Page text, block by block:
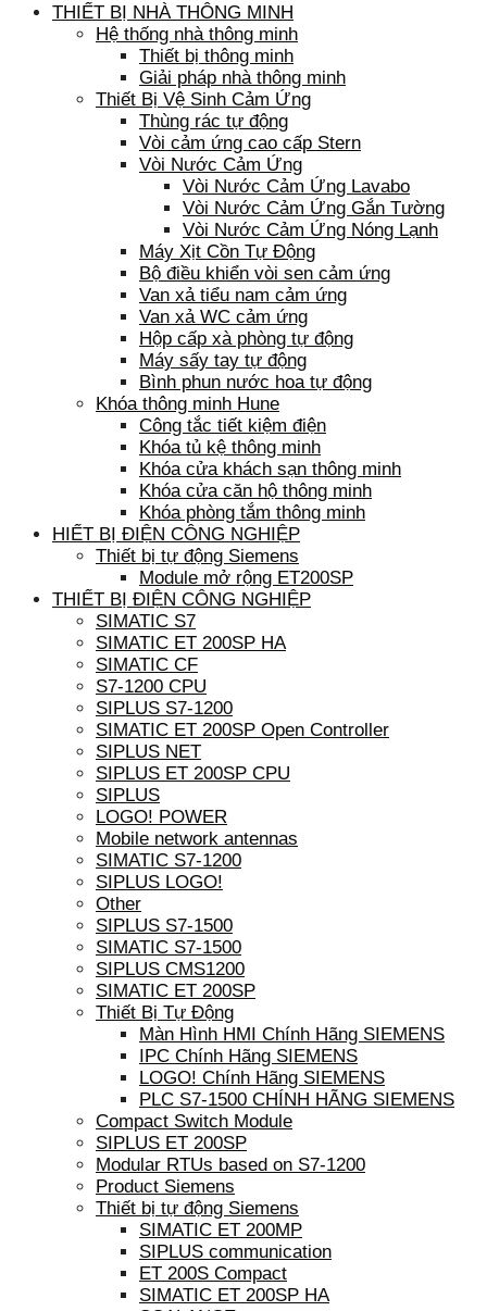
THIẾT BỊ NHÀ THÔNG MINH
Hệ thống nhà thông minh
Thiết bị thông minh
Giải pháp nhà thông minh
Thiết Bị Vệ Sinh Cảm Ứng
Thùng rác tự động
Vòi cảm ứng cao cấp Stern
Vòi Nước Cảm Ứng
Vòi Nước Cảm Ứng Lavabo
Vòi Nước Cảm Ứng Gắn Tường
Vòi Nước Cảm Ứng Nóng Lạnh
Máy Xịt Cồn Tự Động
Bộ điều khiển vòi sen cảm ứng
Van xả tiểu nam cảm ứng
Van xả WC cảm ứng
Hộp cấp xà phòng tự động
Máy sấy tay tự động
Bình phun nước hoa tự động
Khóa thông minh Hune
Công tắc tiết kiệm điện
Khóa tủ kệ thông minh
Khóa cửa khách sạn thông minh
Khóa cửa căn hộ thông minh
Khóa phòng tắm thông minh
HIẾT BỊ ĐIỆN CÔNG NGHIỆP
Thiết bị tự động Siemens
Module mở rộng ET200SP
THIẾT BỊ ĐIỆN CÔNG NGHIỆP
SIMATIC S7
SIMATIC ET 200SP HA
SIMATIC CF
S7-1200 CPU
SIPLUS S7-1200
SIMATIC ET 200SP Open Controller
SIPLUS NET
SIPLUS ET 200SP CPU
SIPLUS
LOGO! POWER
Mobile network antennas
SIMATIC S7-1200
SIPLUS LOGO!
Other
SIPLUS S7-1500
SIMATIC S7-1500
SIPLUS CMS1200
SIMATIC ET 200SP
Thiết Bị Tự Động
Màn Hình HMI Chính Hãng SIEMENS
IPC Chính Hãng SIEMENS
LOGO! Chính Hãng SIEMENS
PLC S7-1500 CHÍNH HÃNG SIEMENS
Compact Switch Module
SIPLUS ET 200SP
Modular RTUs based on S7-1200
Product Siemens
Thiết bị tự động Siemens
SIMATIC ET 200MP
SIPLUS communication
ET 200S Compact
SIMATIC ET 200SP HA